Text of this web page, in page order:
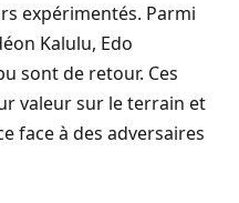
expérimentés. Parmi
Kalulu, Edo
sont de retour. Ces
valeur sur le terrain et
face à des adversaires